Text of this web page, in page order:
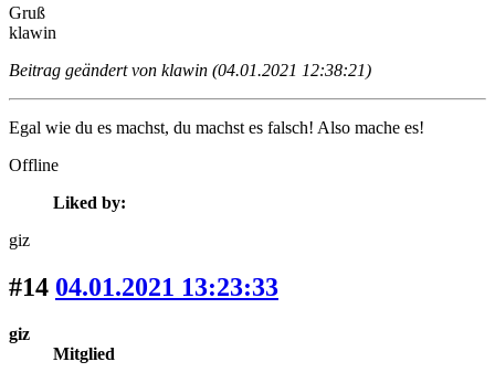
Gruß
klawin
Beitrag geändert von klawin (04.01.2021 12:38:21)
Egal wie du es machst, du machst es falsch! Also mache es!
Offline
Liked by:
giz
#14 04.01.2021 13:23:33
giz
Mitglied